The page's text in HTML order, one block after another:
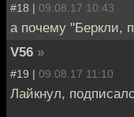
#18 | 09.08.17 10:43
а почему "Беркли,
V56 »
#19 | 09.08.17 11:10
Лайкнул,